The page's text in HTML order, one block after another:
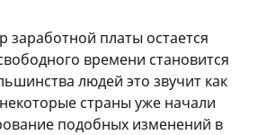
заработной платы остается
времени становится
людей это звучит как
страны уже начали
подобных изменений в